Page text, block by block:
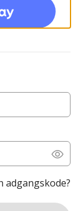
adgangskode?